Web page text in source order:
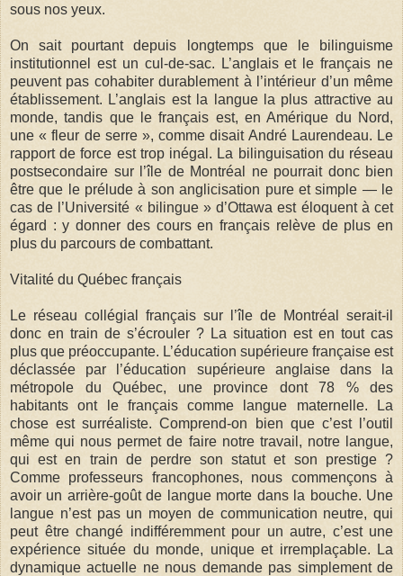
sous nos yeux.
On sait pourtant depuis longtemps que le bilinguisme
institutionnel est un cul-de-sac. L’anglais et le français ne
peuvent pas cohabiter durablement à l’intérieur d’un même
établissement. L’anglais est la langue la plus attractive au
monde, tandis que le français est, en Amérique du Nord,
une « fleur de serre », comme disait André Laurendeau. Le
rapport de force est trop inégal. La bilinguisation du réseau
postsecondaire sur l’île de Montréal ne pourrait donc bien
être que le prélude à son anglicisation pure et simple — le
cas de l’Université « bilingue » d’Ottawa est éloquent à cet
égard : y donner des cours en français relève de plus en
plus du parcours de combattant.
Vitalité du Québec français
Le réseau collégial français sur l’île de Montréal serait-il
donc en train de s’écrouler ? La situation est en tout cas
plus que préoccupante. L’éducation supérieure française est
déclassée par l’éducation supérieure anglaise dans la
métropole du Québec, une province dont 78 % des
habitants ont le français comme langue maternelle. La
chose est surréaliste. Comprend-on bien que c’est l’outil
même qui nous permet de faire notre travail, notre langue,
qui est en train de perdre son statut et son prestige ?
Comme professeurs francophones, nous commençons à
avoir un arrière-goût de langue morte dans la bouche. Une
langue n’est pas un moyen de communication neutre, qui
peut être changé indifféremment pour un autre, c’est une
expérience située du monde, unique et irremplaçable. La
dynamique actuelle ne nous demande pas simplement de